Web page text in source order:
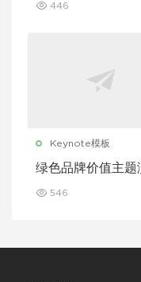
446
Keynote模板
绿色品牌价值主题
546